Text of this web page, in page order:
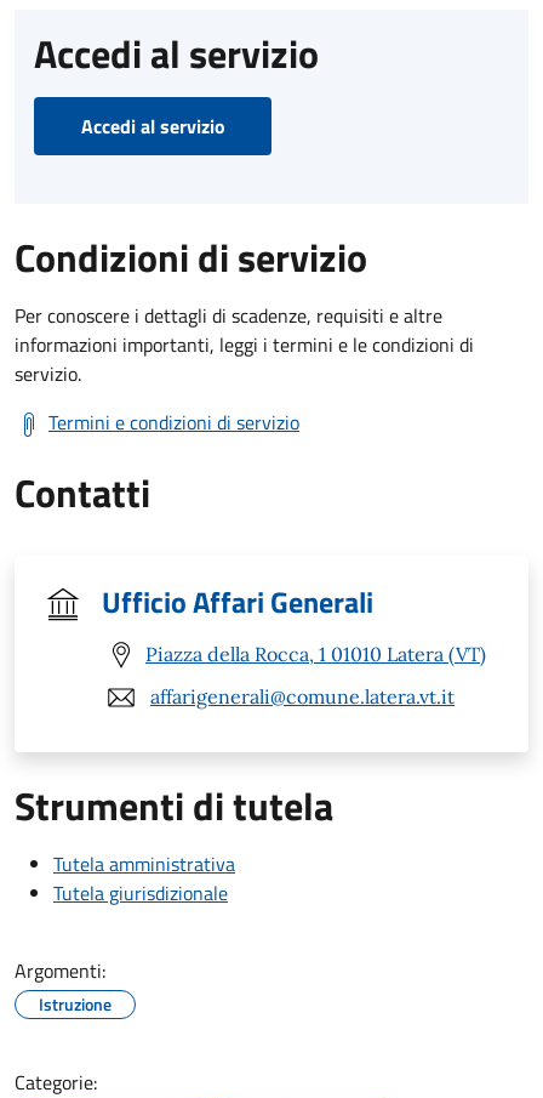
Accedi al servizio
Accedi al servizio
Condizioni di servizio
Per conoscere i dettagli di scadenze, requisiti e altre
informazioni importanti, leggi i termini e le condizioni di
servizio.
Termini e condizioni di servizio
Contatti
Ufficio Affari Generali
Piazza della Rocca, 1 01010 Latera (VT)
affarigenerali@comune.latera.vt.it
Strumenti di tutela
Tutela amministrativa
Tutela giurisdizionale
Argomenti:
Istruzione
Categorie: